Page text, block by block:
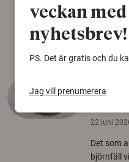
22 juni
Det som
björnfäll
veckan
nyhetsbrev!
PS. Det är gratis och du
Jag vill prenumerera